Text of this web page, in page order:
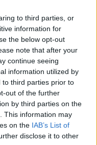
to third parties, or
information for
the below opt-out
note that after your
continue seeing
information utilized by
to third parties prior to
out of the further
by third parties on the
This information may
on the IAB’s List of
disclose it to other
κατηγορείται για τον
ασφάλεια της
για την Άμυνα
για την υπογραφή της